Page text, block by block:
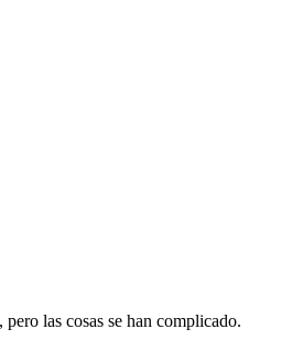
las cosas se han complicado.